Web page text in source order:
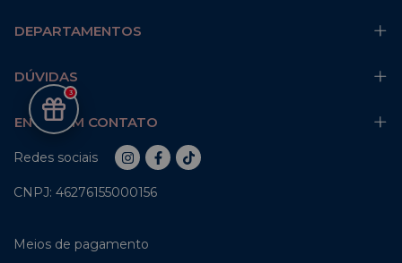
DEPARTAMENTOS
DÚVIDAS
ENTRE EM CONTATO
Redes sociais
CNPJ: 46276155000156
Meios de pagamento
3